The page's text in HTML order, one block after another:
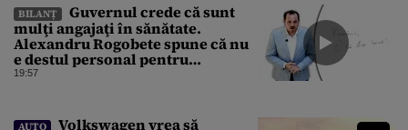
BILANȚ
Guvernul crede că sunt
mulţi angajaţi în sănătate.
Alexandru Rogobete spune că nu
e destul personal pentru
combaterea infecţiilor
19:57
AUTO
Volkswagen vrea să